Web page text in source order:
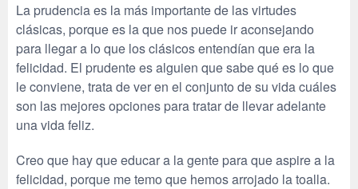
La prudencia es la más importante de las virtudes
clásicas, porque es la que nos puede ir aconsejando
para llegar a lo que los clásicos entendían que era la
felicidad. El prudente es alguien que sabe qué es lo que
le conviene, trata de ver en el conjunto de su vida cuáles
son las mejores opciones para tratar de llevar adelante
una vida feliz.
Creo que hay que educar a la gente para que aspire a la
felicidad, porque me temo que hemos arrojado la toalla.